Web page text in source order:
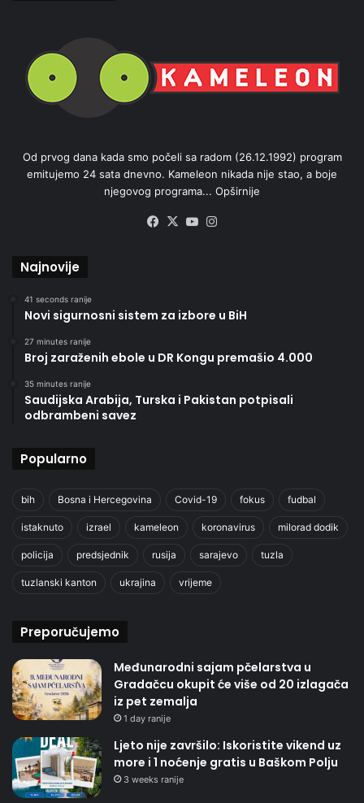
Od prvog dana kada smo počeli sa radom (26.12.1992) program
emitujemo 24 sata dnevno. Kameleon nikada nije stao, a boje
njegovog programa... Opširnije
Facebook
X YouTube
Najnovije
41 seconds ranije
Novi sigurnosni sistem za izbore u BiH
27 minutes ranije
Broj zaraženih ebole u DR Kongu premašio 4.000
35 minutes ranije
Saudijska Arabija, Turska i Pakistan potpisali
odbrambeni savez
Popularno
bih Bosna i Hercegovina Covid-19 fokus fudbal
istaknuto izrael kameleon koronavirus milorad dodik
policija predsjednik rusija sarajevo tuzla
tuzlanski kanton ukrajina vrijeme
Preporučujemo
Međunarodni sajam pčelarstva u
Gradačcu okupit će više od 20 izlagača
iz pet zemalja
1 day ranije
Ljeto nije završilo: Iskoristite vikend uz
more i 1 noćenje gratis u Baškom Polju
3 weeks ranije